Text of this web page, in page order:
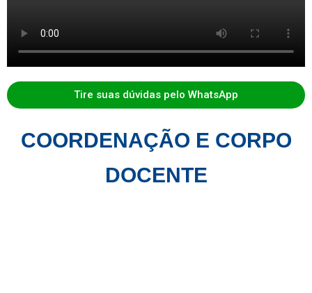
Tire suas dúvidas pelo WhatsApp
COORDENAÇÃO E CORPO
DOCENTE